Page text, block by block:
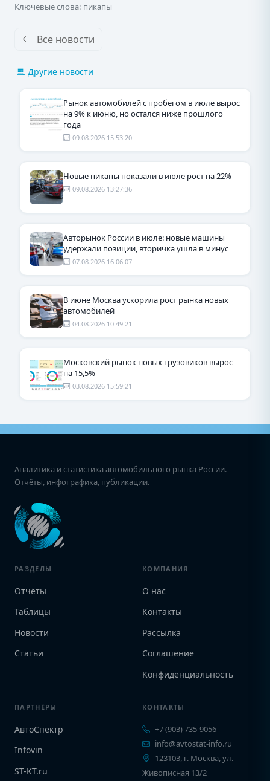
Ключевые слова: пикапы
Все новости
Другие новости
Рынок автомобилей с пробегом в июле вырос
на 9% к июню, но остался ниже прошлого
года
09.08.2026 15:53:20
Новые пикапы показали в июле рост на 22%
09.08.2026 13:27:36
Авторынок России в июле: новые машины
удержали позиции, вторичка ушла в минус
07.08.2026 16:06:07
В июне Москва ускорила рост рынка новых
автомобилей
04.08.2026 10:49:21
Московский рынок новых грузовиков вырос
на 15,5%
03.08.2026 15:59:21
Аналитика и статистика автомобильного рынка России.
Отчёты, инфографика, публикации.
РАЗДЕЛЫ
Отчёты
Таблицы
Новости
Статьи
КОМПАНИЯ
О нас
Контакты
Рассылка
Соглашение
Конфиденциальность
ПАРТНЁРЫ
АвтоСпектр
Infovin
ST-KT.ru
КОНТАКТЫ
+7 (903) 735-9056
info@avtostat-info.ru
123103, г. Москва, ул.
Живописная 13/2